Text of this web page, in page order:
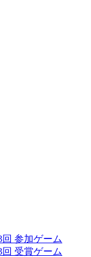
参加ゲーム
受賞ゲーム